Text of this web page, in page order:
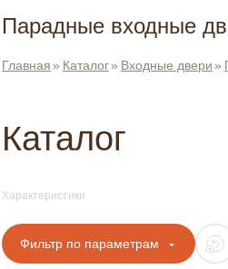
Парадные входные
Главная Каталог Входные двери
Каталог
Характеристики
Фильтр по параметрам